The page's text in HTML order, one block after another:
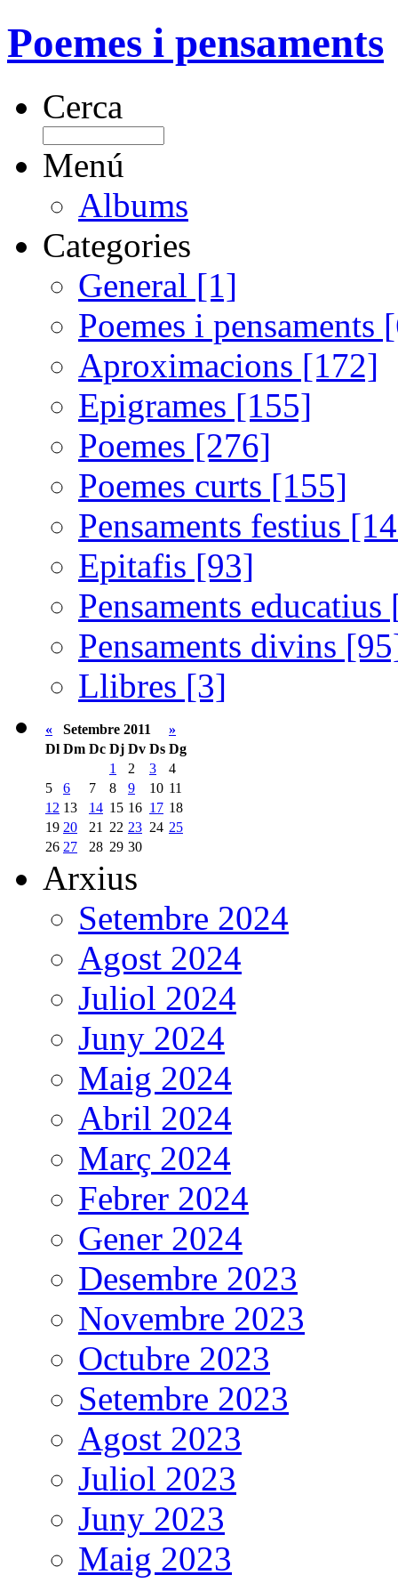
Poemes i pensaments
Cerca
Menú
Albums
Categories
General [1]
Poemes i pensaments
Aproximacions [172]
Epigrames [155]
Poemes [276]
Poemes curts [155]
Pensaments festius
Epitafis [93]
Pensaments
Pensaments divins
Llibres [3]
« Setembre 2011
»
Dl Dm Dc Dj Dv Ds Dg
1
2 3
4
5
6 7 8 9 10 11
12 13 14 15 16 17 18
19 20 21 22 23 24 25
26 27 28 29 30
Arxius
Setembre 2024
Agost 2024
Juliol 2024
Juny 2024
Maig 2024
Abril 2024
Març 2024
Febrer 2024
Gener 2024
Desembre 2023
Novembre 2023
Octubre 2023
Setembre 2023
Agost 2023
Juliol 2023
Juny 2023
Maig 2023